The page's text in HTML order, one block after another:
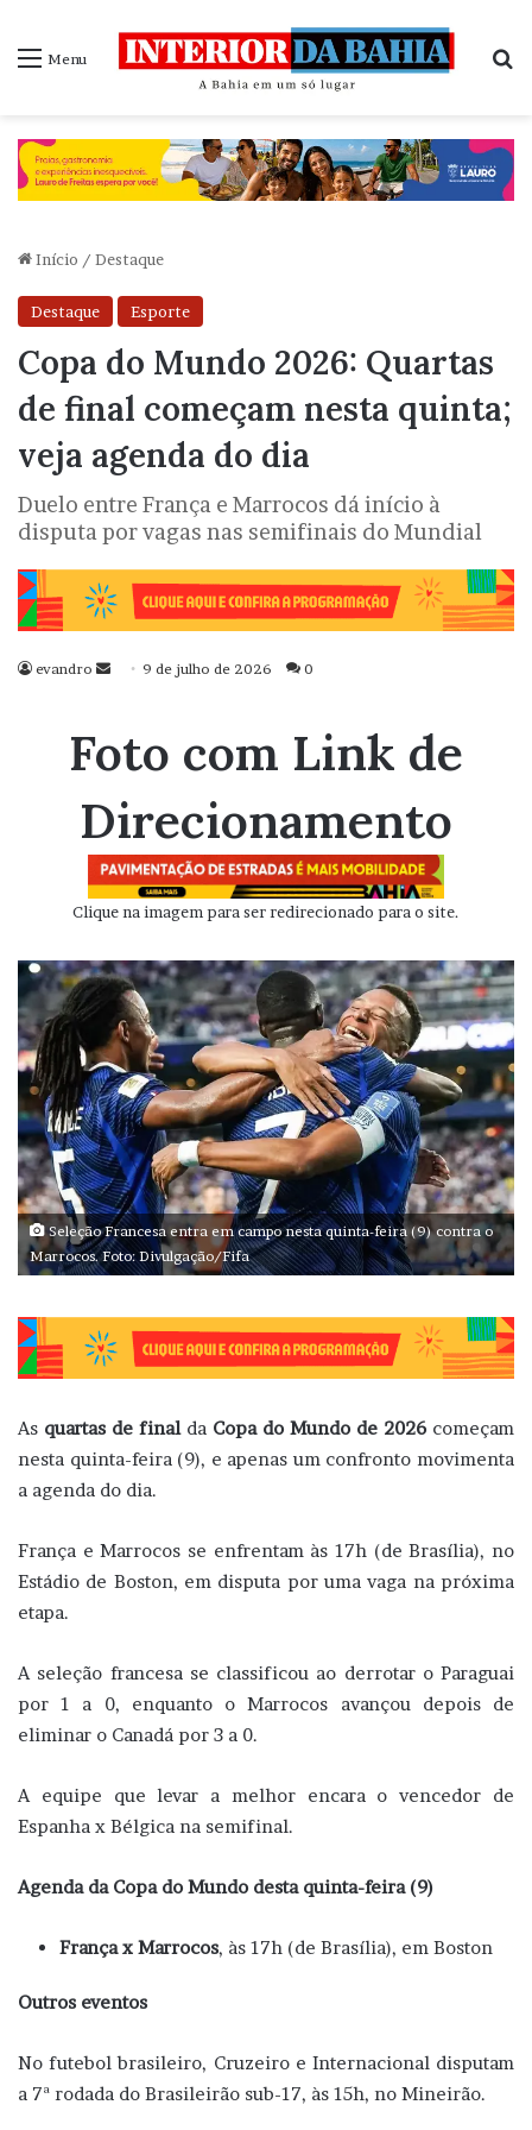
Menu
Início / Destaque
Destaque Esporte
Copa do Mundo 2026: Quartas
de final começam nesta quinta;
veja agenda do dia
Duelo entre França e Marrocos dá início à
disputa por vagas nas semifinais do Mundial
evandro
Mande
mail
9 de julho de 2026 0
Foto com Link de
Direcionamento
Clique na imagem para ser redirecionado para o site.
Seleção Francesa entra em campo nesta quinta-feira (9) contra o
Marrocos. Foto: Divulgação/Fifa
As quartas de finalda Copa do Mundo de 2026 começam
nesta quinta-feira (9), e apenas um confronto movimenta
a agenda do dia.
França e Marrocos se enfrentam às 17h (de Brasília), no
Estádio de Boston, em disputa por uma vaga na próxima
etapa.
A seleção francesa se classificou ao derrotar o Paraguai
por 1 a 0, enquanto o Marrocos avançou depois de
eliminar o Canadá por 3 a 0.
A equipe que levar a melhor encara o vencedor de
Espanha x Bélgica na semifinal.
Agenda da Copa do Mundo desta quinta-feira (9)
França x Marrocos, às 17h (de Brasília), em Boston
Outros eventos
No futebol brasileiro, Cruzeiro e Internacional disputam
a 7ª rodada do Brasileirão sub-17, às 15h, no Mineirão.